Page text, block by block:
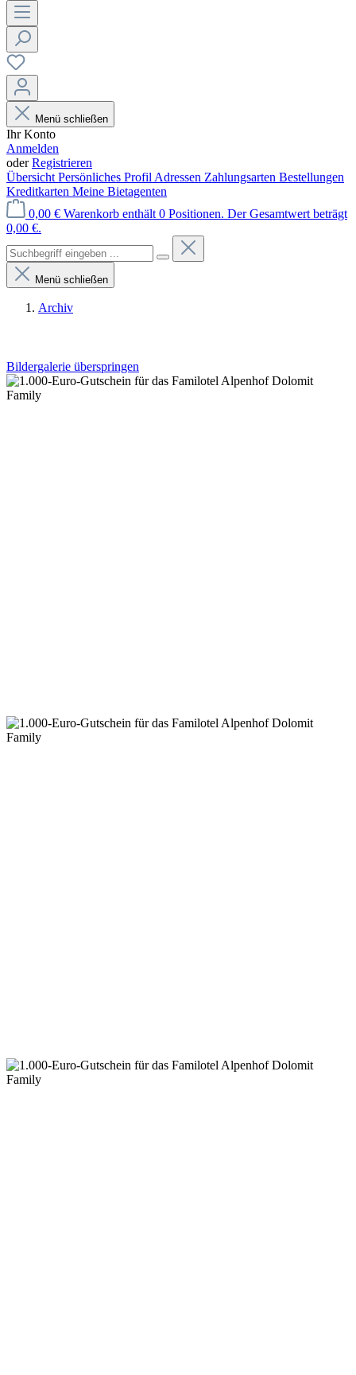
Menü schließen
Ihr Konto
Anmelden
oderRegistrieren
Übersicht Persönliches Profil Adressen Zahlungsarten Bestellungen
Kreditkarten Meine Bietagenten
0,00 € Warenkorb enthält 0 Positionen. Der Gesamtwert beträgt
0,00 €.
Menü schließen
Archiv
Bildergalerie überspringen